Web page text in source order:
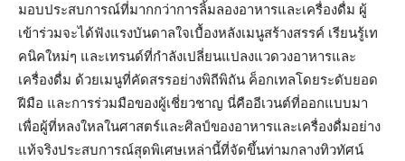
มอบประสบการณ์ที่มากกว่าการลิ้มลองอาหารและเครื่องดื่ม ผู้
เข้าร่วมจะได้ฟังแรงบันดาลใจเบื้องหลังเมนูสร้างสรรค์ เรียนรู้เท
คนิคใหม่ๆ และเทรนด์ที่กำลังเปลี่ยนแปลงแวดวงอาหารและ
เครื่องดื่ม ด้วยเมนูที่คัดสรรอย่างพิถีพิถัน ค็อกเทลโดยระดับยอด
ฝีมือ และการร่วมมือของผู้เชี่ยวชาญ นี่คืออีเวนต์ที่ออกแบบมา
เพื่อผู้ที่หลงใหลในศาสตร์และศิลป์ของอาหารและเครื่องดื่มอย่าง
แท้จริงประสบการณ์สุดพิเศษเหล่านี้ที่จัดขึ้นท่ามกลางทิวทัศน์